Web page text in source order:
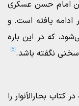
امام حسن عسکرى
یافته است. و
که در این باره
سخنى نگفته باشد.[5]
کتاب بحارالأنوار را